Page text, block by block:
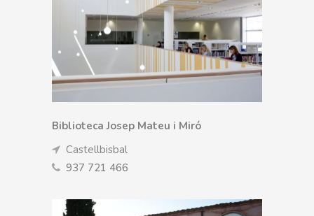
Biblioteca Josep Mateu i Miró
Castellbisbal
937 721 466